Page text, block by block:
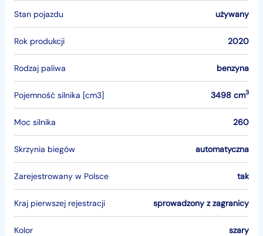
Stan pojazdu używany
Rok produkcji 2020
Rodzaj paliwa benzyna
Pojemność silnika [cm3] 3498 cm3
Moc silnika 260
Skrzynia biegów automatyczna
Zarejestrowany w Polsce tak
Kraj pierwszej rejestracji sprowadzony z zagranicy
Kolor szary